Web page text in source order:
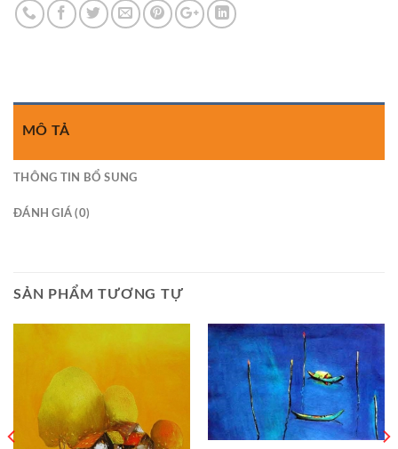
MÔ TẢ
THÔNG TIN BỔ SUNG
ĐÁNH GIÁ (0)
SẢN PHẨM TƯƠNG TỰ